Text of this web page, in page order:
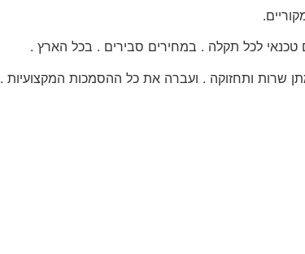
לכל תקלה . במחירים סבירים . בכל הארץ .
שרות ותחזוקה . ועברה את כל ההסמכות המקצועיות .